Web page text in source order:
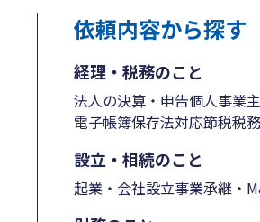
依頼内容から探す
経理・税務のこと
法人の決算・申告個人事業
電子帳簿保存法対応節税税
設立・相続のこと
起業・会社設立事業承継・